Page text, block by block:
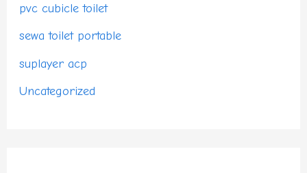
pvc cubicle toilet
sewa toilet portable
suplayer acp
Uncategorized